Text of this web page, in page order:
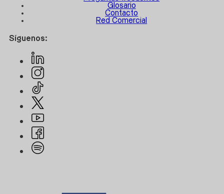
Glosario
Contacto
Red Comercial
Síguenos: